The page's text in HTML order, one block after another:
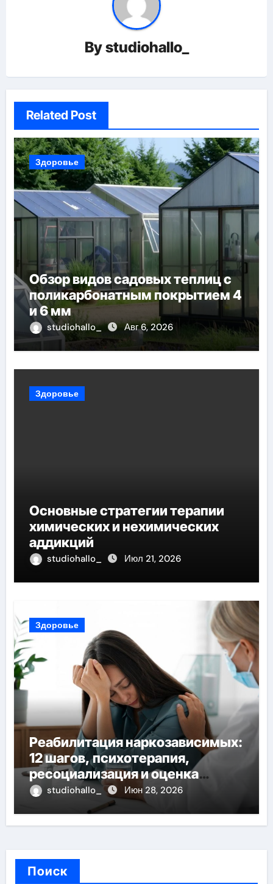
Bystudiohallo_
Related Post
Здоровье
Обзор видов садовых теплиц с
поликарбонатным покрытием 4
и 6 мм
studiohallo_ Авг 6, 2026
Здоровье
Основные стратегии терапии
химических и нехимических
аддикций
studiohallo_ Июл 21, 2026
Здоровье
Реабилитация наркозависимых:
12 шагов, психотерапия,
ресоциализация и оценка
долгосрочных результатов при
анонимном лечении
studiohallo_ Июн 28, 2026
Поиск